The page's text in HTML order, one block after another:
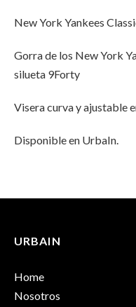
Navy
on
Facebook
Rosa
Correa"
on
Navy
on
Email
New York Yankees
Gorra de los New York
silueta 9Forty
Visera curva y ajustable
Disponible en UrbaIn.
Dimensiones
Solo los usuarios
URBAIN
Home
Nosotros